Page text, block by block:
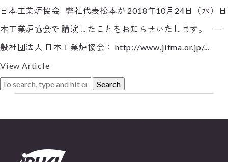
日本工業炉協会 弊社代表松本が 2018年10月24日（水）日
本工業炉協会で 講演したことをお知らせいたします。 一
般社団法人 日本工業炉協会： http://www.jifma.or.jp/...
View Article
Search